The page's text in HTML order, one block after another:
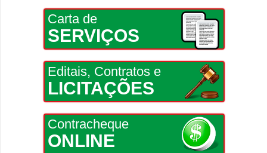
Carta de
SERVIÇOS
Editais, Contratos e
LICITAÇÕES
Contracheque
ONLINE